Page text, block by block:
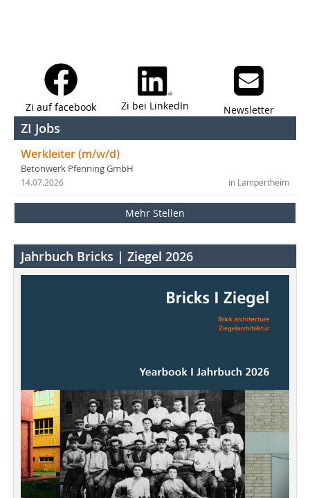
Zi auf facebook Zi bei LinkedIn Newsletter
ZI Jobs
Werkleiter (m/w/d)
Betonwerk Pfenning GmbH
in Lampertheim
14.07.2026
Mehr Stellen
Jahrbuch Bricks | Ziegel 2026